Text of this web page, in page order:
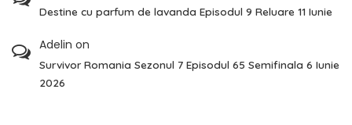
Destine cu parfum de lavanda Episodul 9 Reluare 11 Iunie
Adelin on
Survivor Romania Sezonul 7 Episodul 65 Semifinala 6 Iunie
2026